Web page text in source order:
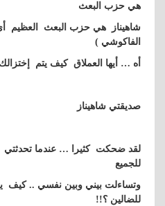
هي حزب البعث
شاهيناز هي حزب البعث العظيم
الفاكوشي )
أه … أيها العملاق كيف يتم
صديقتي شاهيناز
لقد ضحكت كثيرا … عندما تحدثتي
للجميع
وتساءلت بيني وبين نفسي .. كيف
للضالين ؟!!